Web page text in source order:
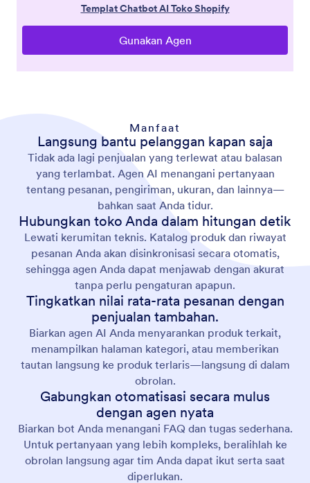
Manfaat
Langsung bantu pelanggan kapan saja
Tidak ada lagi penjualan yang terlewat atau balasan
yang terlambat. Agen AI menangani pertanyaan
tentang pesanan, pengiriman, ukuran, dan lainnya—
bahkan saat Anda tidur.
Hubungkan toko Anda dalam hitungan detik
Lewati kerumitan teknis. Katalog produk dan riwayat
pesanan Anda akan disinkronisasi secara otomatis,
sehingga agen Anda dapat menjawab dengan akurat
tanpa perlu pengaturan apapun.
Tingkatkan nilai rata-rata pesanan dengan
penjualan tambahan.
Biarkan agen AI Anda menyarankan produk terkait,
menampilkan halaman kategori, atau memberikan
tautan langsung ke produk terlaris—langsung di dalam
obrolan.
Gabungkan otomatisasi secara mulus
dengan agen nyata
Biarkan bot Anda menangani FAQ dan tugas sederhana.
Untuk pertanyaan yang lebih kompleks, beralihlah ke
obrolan langsung agar tim Anda dapat ikut serta saat
diperlukan.